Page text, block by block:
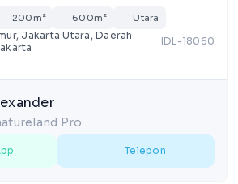
200m² 600m² Utara
Jakarta Utara, Daerah
IDL-18060
Pro
Telepon